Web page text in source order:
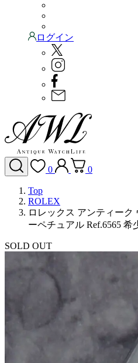
ログイン
0 0
Top
ROLEX
ロレックス アンティー
ーペチュアル Ref.6565 希
SOLD OUT